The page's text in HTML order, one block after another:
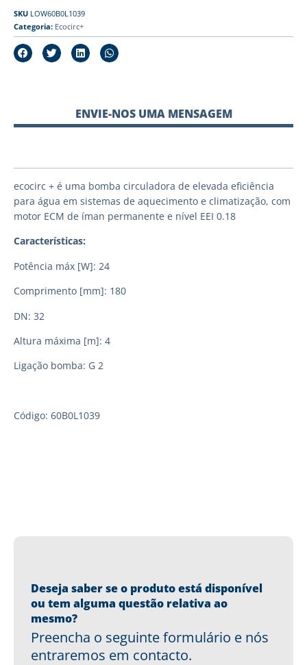
SKU LOW60B0L1039
Categoria: Ecocirc+
ENVIE-NOS UMA MENSAGEM
ecocirc + é uma bomba circuladora de elevada eficiência
para água em sistemas de aquecimento e climatização, com
motor ECM de íman permanente e nível EEI 0.18
Características:
Potência máx [W]: 24
Comprimento [mm]: 180
DN: 32
Altura máxima [m]: 4
Ligação bomba: G 2
Código: 60B0L1039
Deseja saber se o produto está disponível
ou tem alguma questão relativa ao
mesmo?
Preencha o seguinte formulário e nós
entraremos em contacto.